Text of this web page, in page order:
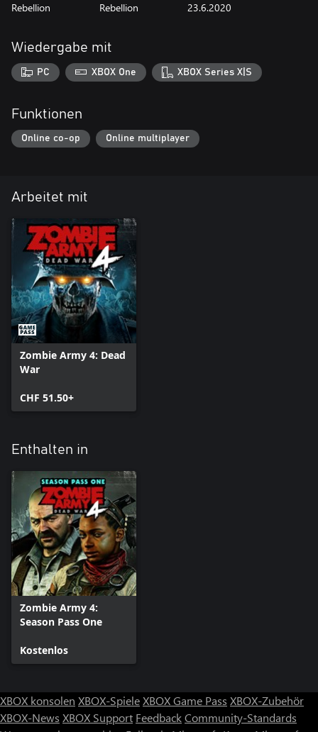
Rebellion Rebellion 23.6.2020
Wiedergabe mit
PC XBOX One XBOX Series X|S
Funktionen
Online co-op Online multiplayer
Arbeitet mit
Zombie Army 4: Dead
War
CHF 51.50+
Enthalten in
Zombie Army 4:
Season Pass One
Kostenlos
XBOX konsolen XBOX-SpieleXBOX Game Pass XBOX-Zubehör
XBOX-News XBOX Support FeedbackCommunity-Standards